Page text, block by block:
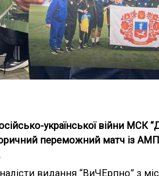
української війни МСК
переможний матч із АМП
видання “ВиЧЕрпно” з